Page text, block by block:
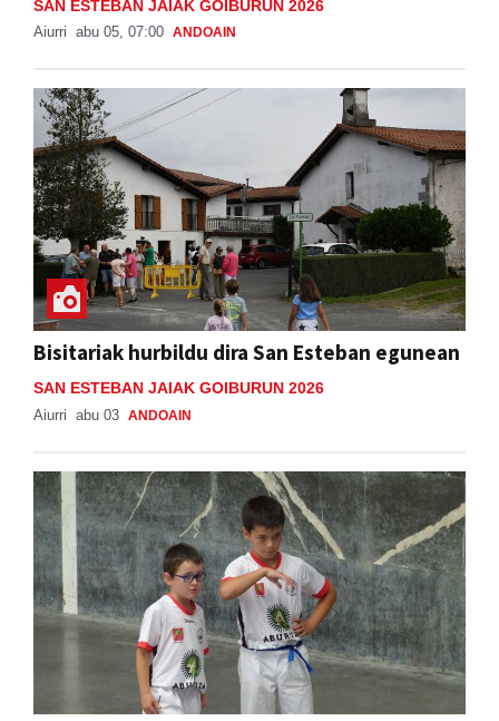
SAN ESTEBAN JAIAK GOIBURUN 2026
Aiurri abu 05, 07:00 ANDOAIN
Bisitariak hurbildu dira San Esteban egunean
SAN ESTEBAN JAIAK GOIBURUN 2026
Aiurri abu 03 ANDOAIN